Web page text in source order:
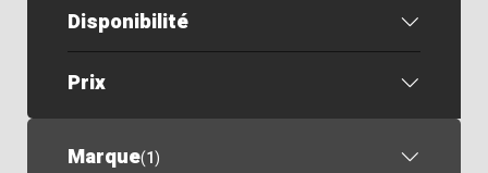
Disponibilité
Prix
Marque(1)